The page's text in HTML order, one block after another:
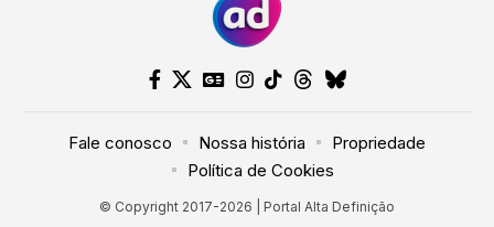
© Copyright 2017-2026 | Portal Alta Definição
Fale conosco Nossa história
Propriedade
Política de Cookies